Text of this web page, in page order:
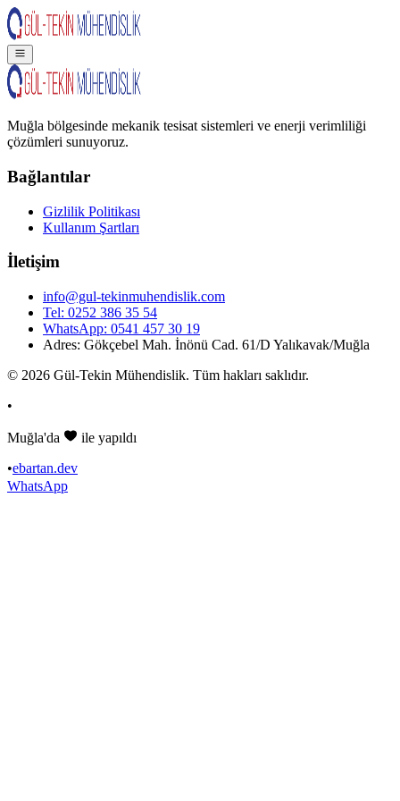
Muğla bölgesinde mekanik tesisat sistemleri ve enerji verimliliği
çözümleri sunuyoruz.
Bağlantılar
Gizlilik Politikası
Kullanım Şartları
İletişim
info@gul-tekinmuhendislik.com
Tel: 0252 386 35 54
WhatsApp: 0541 457 30 19
Adres: Gökçebel Mah. İnönü Cad. 61/D Yalıkavak/Muğla
© 2026 Gül-Tekin Mühendislik. Tüm hakları saklıdır.
•
Muğla'da
ile yapıldı
•ebartan.dev
WhatsApp